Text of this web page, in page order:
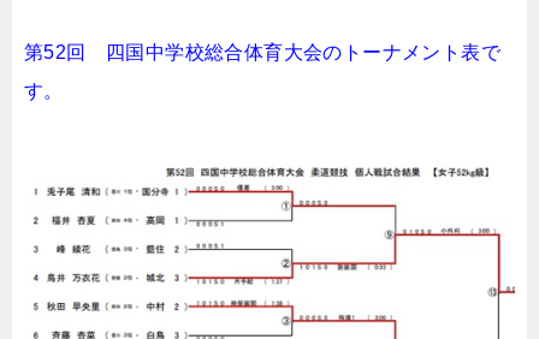
第52回 四国中学校総合体育大会のトーナメント表で
す。